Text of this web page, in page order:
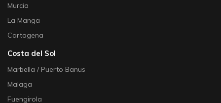
Murcia
La Manga
Cartagena
Costa del Sol
Marbella / Puerto Banus
Malaga
Fuengirola